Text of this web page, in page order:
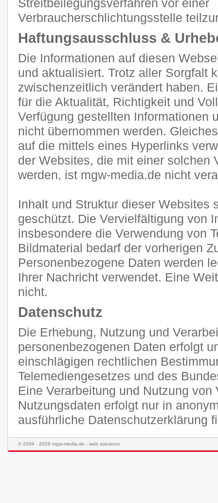
Streitbeilegungsverfahren vor einer
Verbraucherschlichtungsstelle
Haftungsausschluss &
Die Informationen auf diesen
und aktualisiert. Trotz aller Sorgfalt
zwischenzeitlich verändert haben.
für die Aktualität, Richtigkeit und
Verfügung gestellten Informationen
nicht übernommen werden.
auf die mittels eines Hyperlinks
der Websites, die mit einer solchen
werden, ist mgw-media.de nicht
Inhalt und Struktur dieser Websites
geschützt. Die Vervielfältigung von
insbesondere die Verwendung von
Bildmaterial bedarf der vorherigen
Personenbezogene Daten werden
Ihrer Nachricht verwendet. Eine
nicht.
Datenschutz
Die Erhebung, Nutzung und
personenbezogenen Daten erfolgt
einschlägigen rechtlichen
Telemediengesetzes und des
Eine Verarbeitung und Nutzung von
Nutzungsdaten erfolgt nur in
ausführliche Datenschutzerklärung
© 2006 - 2026 mgw-media.de - web solutions